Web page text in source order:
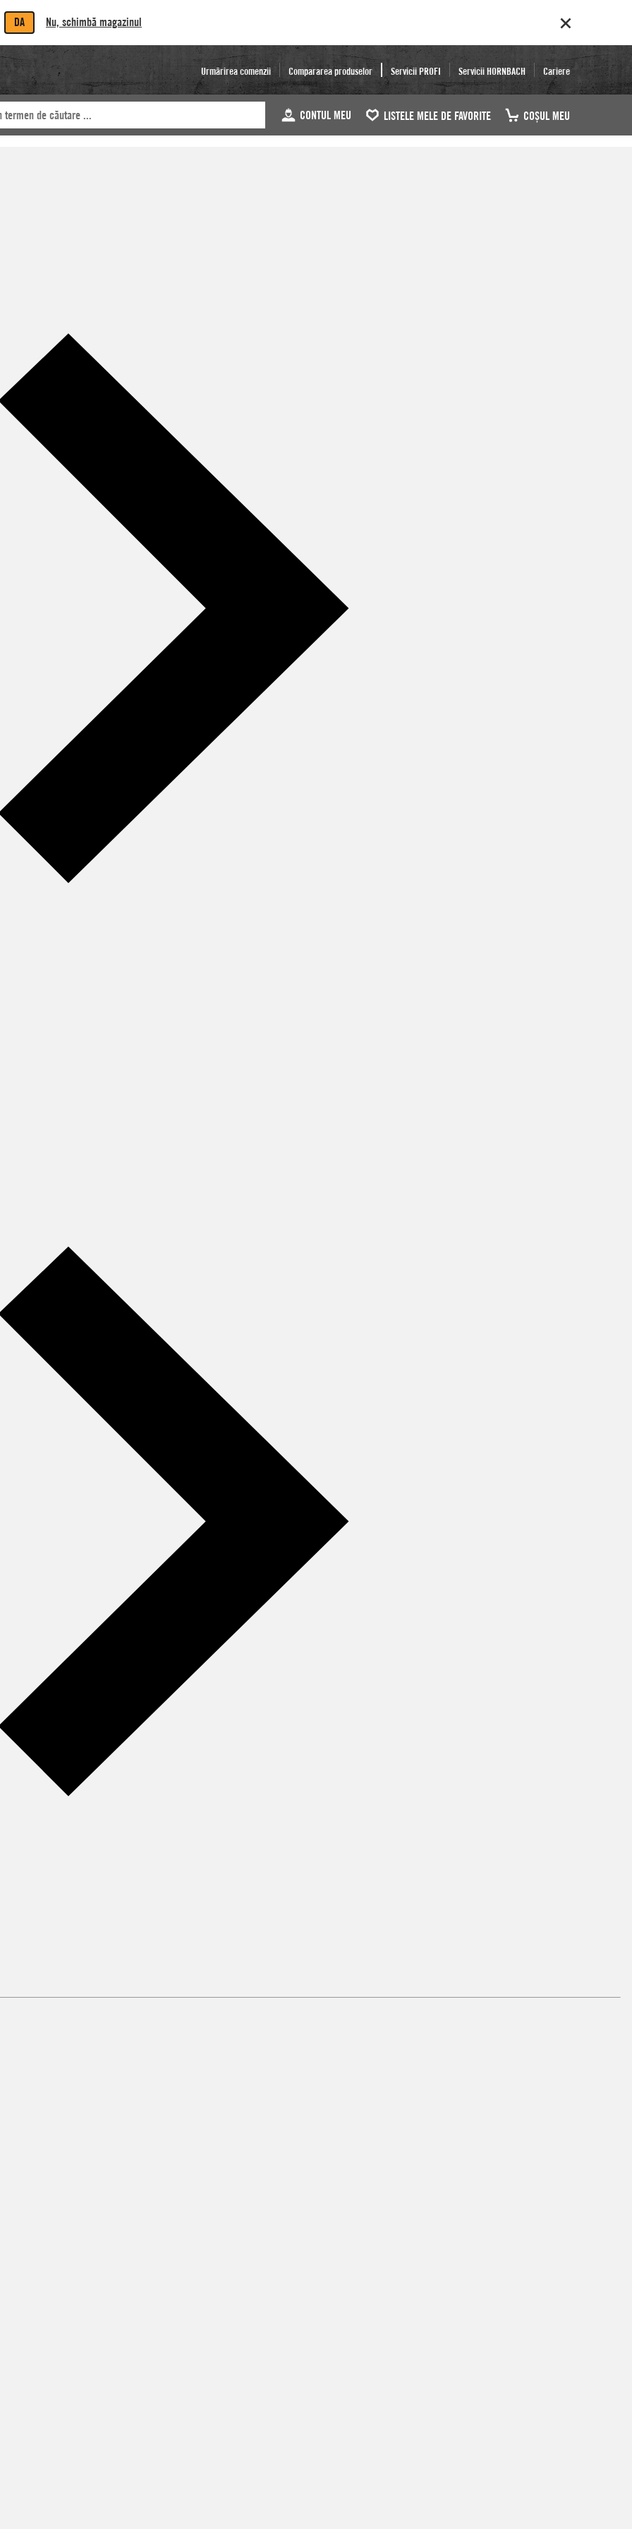
DA Nu, schimbă magazinul
Urmărirea comenzii Compararea produselor Servicii PROFI Servicii HORNBACH Cariere
CONTUL MEU LISTELE MELE DE FAVORITE COŞUL MEU